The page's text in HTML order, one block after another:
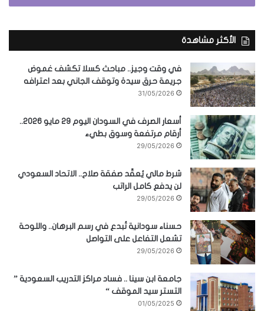
الأكثر مشاهدة
في وقت وجيز.. مباحث كسلا تكشف غموض
جريمة حرق سيدة وتوقف الجاني بعد اعترافه
31/05/2026
أسعار الصرف في السودان اليوم 29 مايو 2026..
أرقام مرتفعة وسوق بطيء
29/05/2026
شرط مالي يُعقّد صفقة صلاح.. الاتحاد السعودي
لن يدفع كامل الراتب
29/05/2026
حسناء سودانية تُبدع في رسم البرهان.. واللوحة
تشعل التفاعل على التواصل
29/05/2026
جامعة ابن سينا .. فساد مراكز التدريب السعودية ”
التستر سيد الموقف “
01/05/2025